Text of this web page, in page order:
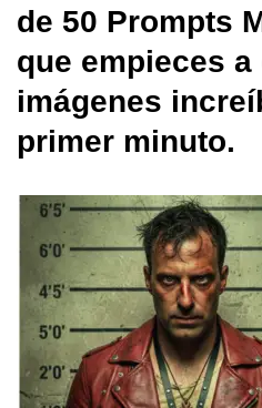
de 50 Prompts
que empieces a
imágenes
primer minuto.